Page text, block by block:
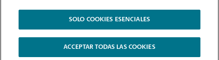
requisitos deben basarse en las leyes del estado en donde operan.
The UPS Store | Aviso de Privacidad | Términos de Uso del Sitio Web |
Contraste Alto
SOLO COOKIES ESENCIALES
ACCEPTAR TODAS LAS COOKIES